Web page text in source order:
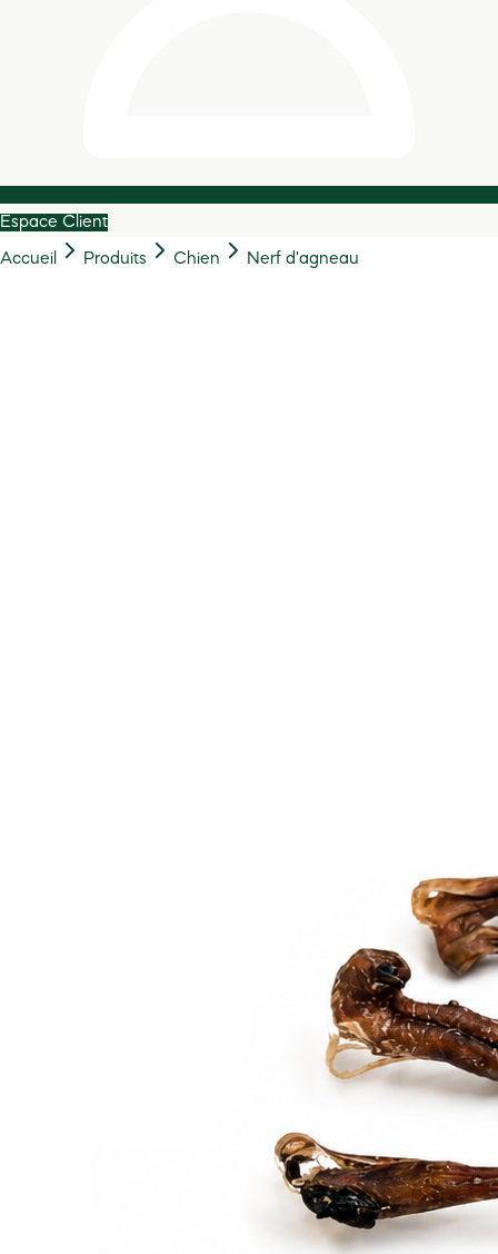
Espace Client
Accueil Produits Chien Nerf d'agneau